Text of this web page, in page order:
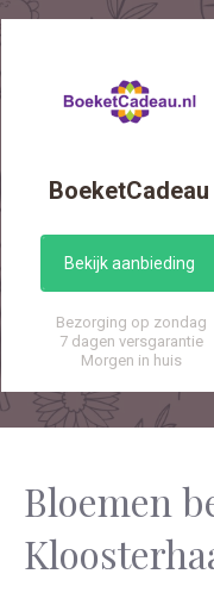
BoeketCadeau
Bekijk aanbieding
Bezorging op zondag
7 dagen versgarantie
Morgen in huis
Bloemen